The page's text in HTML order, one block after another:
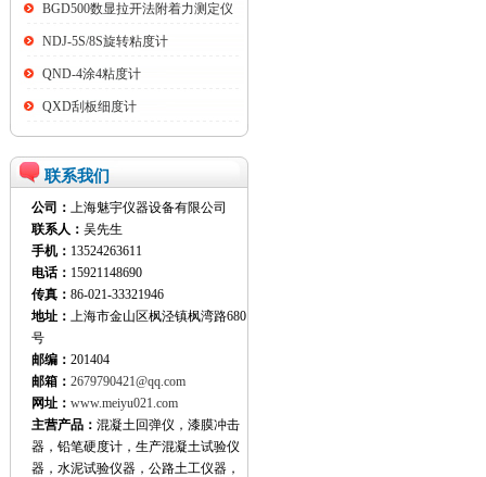
BGD500数显拉开法附着力测定仪
NDJ-5S/8S旋转粘度计
QND-4涂4粘度计
QXD刮板细度计
联系我们
公司： 上海魅宇仪器设备有限公司
联系人： 吴先生
手机： 13524263611
电话： 15921148690
传真： 86-021-33321946
地址： 上海市金山区枫泾镇枫湾路680
号
邮编： 201404
邮箱： 2679790421@qq.com
网址： www.meiyu021.com
主营产品： 混凝土回弹仪，漆膜冲击
器，铅笔硬度计，生产混凝土试验仪
器，水泥试验仪器，公路土工仪器，